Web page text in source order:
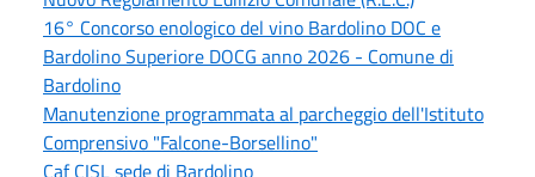
16° Concorso enologico del vino Bardolino DOC e
Bardolino Superiore DOCG anno 2026 - Comune di
Bardolino
Manutenzione programmata al parcheggio dell'Istituto
Comprensivo "Falcone-Borsellino"
Caf CISL sede di Bardolino